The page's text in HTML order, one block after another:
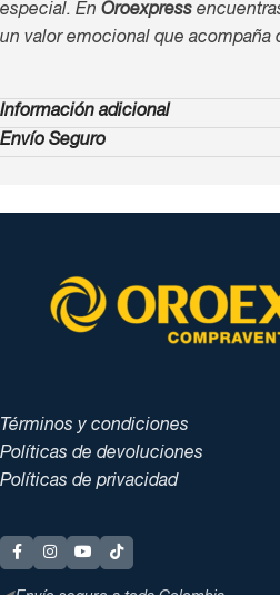
especial. En Oroexpress
un valor emocional que acompaña
Información adicional
Envío Seguro
Términos y condiciones
Políticas de devoluciones
Políticas de privacidad